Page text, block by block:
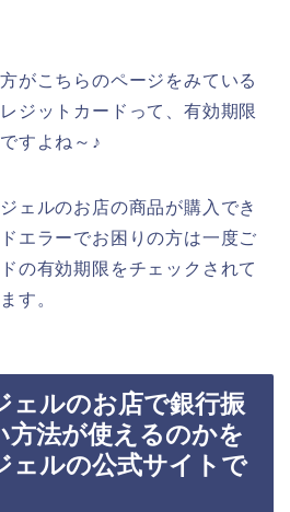
がこちらのページをみている
ジットカードって、有効期限
すよね～♪
ェルのお店の商品が購入でき
エラーでお困りの方は一度ご
の有効期限をチェックされて
す。
ェルのお店で銀行振
方法が使えるのかを
ェルの公式サイトで